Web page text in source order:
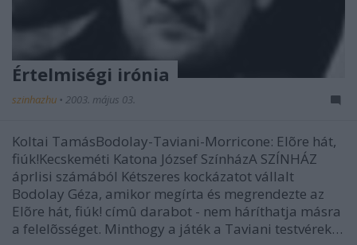
Értelmiségi irónia
szinhazhu • 2003. május 03.
Koltai TamásBodolay-Taviani-Morricone: Elõre hát,
fiúk!Kecskeméti Katona József SzínházA SZÍNHÁZ
áprlisi számából Kétszeres kockázatot vállalt
Bodolay Géza, amikor megírta és megrendezte az
Elõre hát, fiúk! címû darabot - nem háríthatja másra
a felelõsséget. Minthogy a játék a Taviani testvérek…